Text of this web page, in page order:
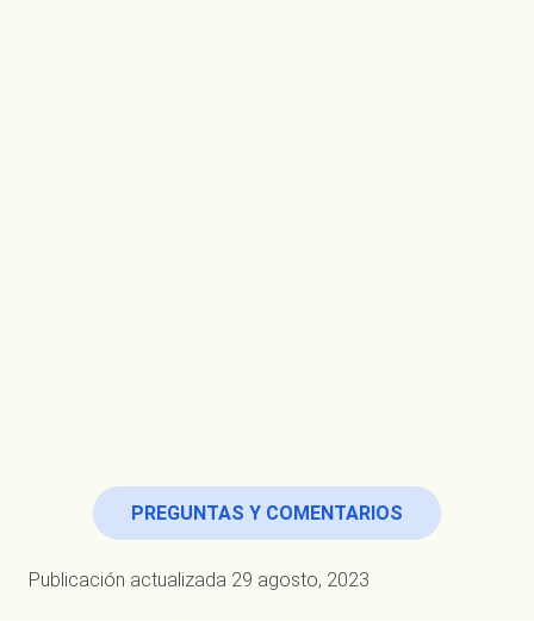
PREGUNTAS Y COMENTARIOS
Publicación actualizada 29 agosto, 2023